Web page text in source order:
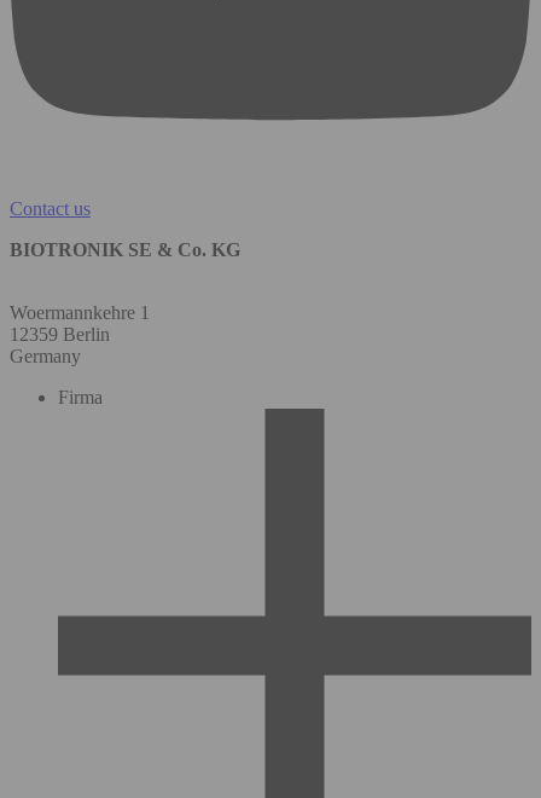
Contact us
BIOTRONIK SE & Co. KG
Woermannkehre 1
12359 Berlin
Germany
Firma